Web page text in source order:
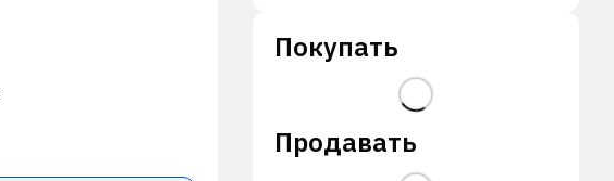
Покупать
Продавать